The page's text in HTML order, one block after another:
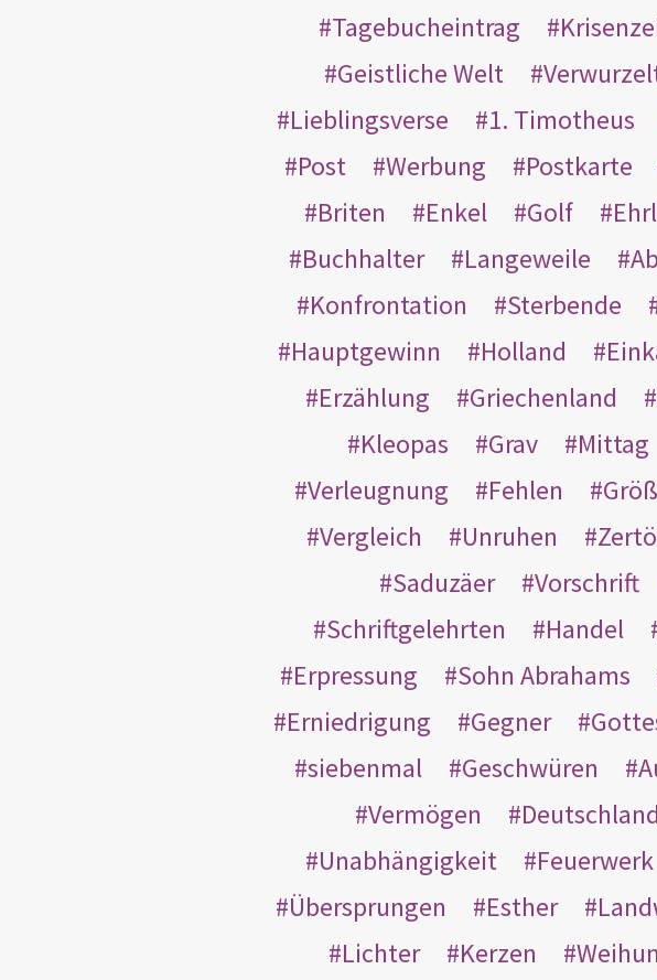
Tagebucheintrag
Geistliche Welt
Lieblingsverse
1. Timotheus
Post
Werbung Postkarte
Briten
Enkel Golf
Buchhalter
Langeweile
Konfrontation
Sterbende
Hauptgewinn
Holland
Erzählung
Griechenland
Kleopas
Grav Mittag
Verleugnung
Fehlen
Vergleich
Unruhen
Saduzäer
Vorschrift
Schriftgelehrten
Handel
Erpressung
Sohn Abrahams
Erniedrigung
Gegner
siebenmal
Geschwüren
Vermögen
Deutschland
Unabhängigkeit
Feuerwerk
Übersprungen
Esther
Lichter
Kerzen